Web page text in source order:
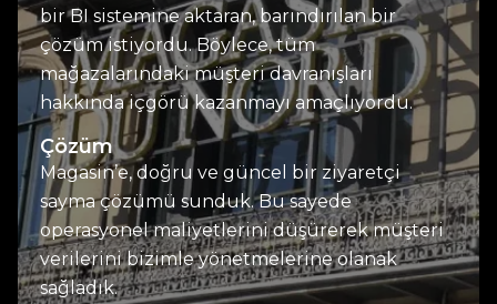
bir BI sistemine aktaran, barındırılan bir
çözüm istiyordu. Böylece, tüm
mağazalarındaki müşteri davranışları
hakkında içgörü kazanmayı amaçlıyordu.
Çözüm
Magasin’e, doğru ve güncel bir ziyaretçi
sayma çözümü sunduk. Bu sayede
operasyonel maliyetlerini düşürerek müşteri
verilerini bizimle yönetmelerine olanak
sağladık.